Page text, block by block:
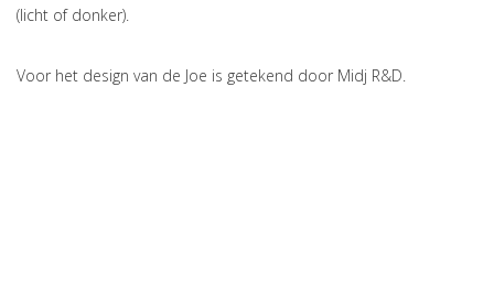
(licht of donker).
Voor het design van de Joe is getekend door Midj R&D.